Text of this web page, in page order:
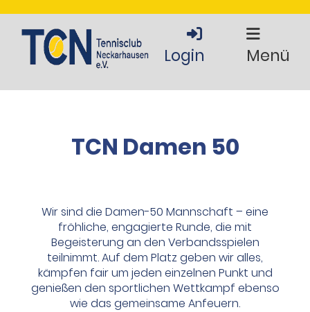
Login Menü
TCN Damen 50
Wir sind die Damen-50 Mannschaft – eine
fröhliche, engagierte Runde, die mit
Begeisterung an den Verbandsspielen
teilnimmt. Auf dem Platz geben wir alles,
kämpfen fair um jeden einzelnen Punkt und
genießen den sportlichen Wettkampf ebenso
wie das gemeinsame Anfeuern.